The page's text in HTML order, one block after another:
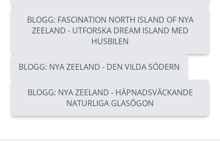
BLOGG: FASCINATION NORTH ISLAND OF NYA
ZEELAND - UTFORSKA DREAM ISLAND MED
HUSBILEN
BLOGG: NYA ZEELAND - DEN VILDA SÖDERN
BLOGG: NYA ZEELAND - HÄPNADSVÄCKANDE
NATURLIGA GLASÖGON